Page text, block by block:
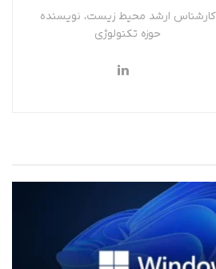
کارشناس ارشد محیط زیست، نویسنده
حوزه تکنولوژی